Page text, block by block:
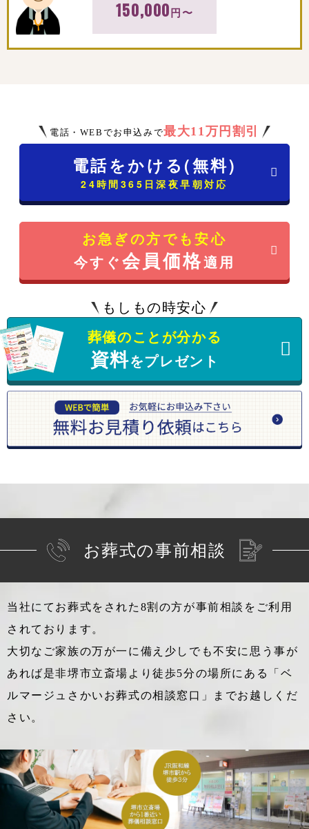
150,000円〜
電話・WEBでお申込みで最大11万円割引
電話をかける(無料)
24時間365日深夜早朝対応
お急ぎの方でも安心
今すぐ会員価格適用
もしもの時安心
葬儀のことが分かる
資料をプレゼント
お葬式の事前相談
当社にてお葬式をされた8割の方が事前相談をご利用
されております。
大切なご家族の万が一に備え少しでも不安に思う事が
あれば是非堺市立斎場より徒歩5分の場所にある「ベ
ルマージュさかいお葬式の相談窓口」までお越しくだ
さい。